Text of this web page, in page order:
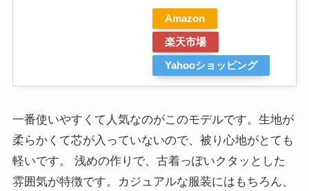
Amazon
楽天市場
Yahooショッピング
一番使いやすくて人気なのがこのモデルです。生地が
柔らかくて芯が入っていないので、被り心地がとても
軽いです。 浅めの作りで、古着っぽいクタッとした
雰囲気が特徴です。カジュアルな服装にはもちろん、